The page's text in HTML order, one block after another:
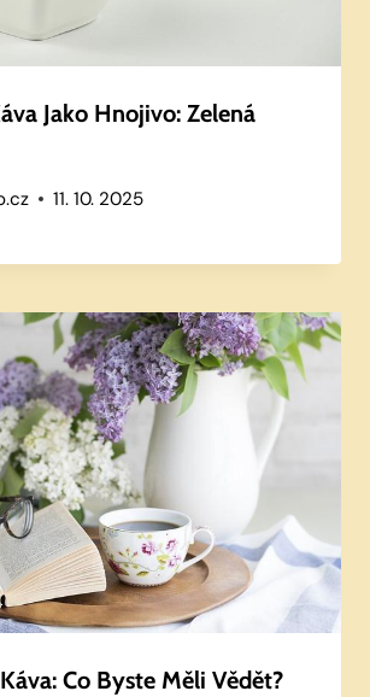
Jako Hnojivo: Zelená
11. 10. 2025
Co Byste Měli Vědět?